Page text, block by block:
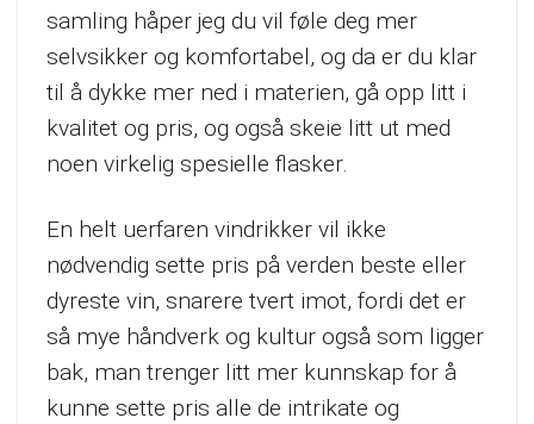
samling håper jeg du vil føle deg mer
selvsikker og komfortabel, og da er du klar
til å dykke mer ned i materien, gå opp litt i
kvalitet og pris, og også skeie litt ut med
noen virkelig spesielle flasker.
En helt uerfaren vindrikker vil ikke
nødvendig sette pris på verden beste eller
dyreste vin, snarere tvert imot, fordi det er
så mye håndverk og kultur også som ligger
bak, man trenger litt mer kunnskap for å
kunne sette pris alle de intrikate og